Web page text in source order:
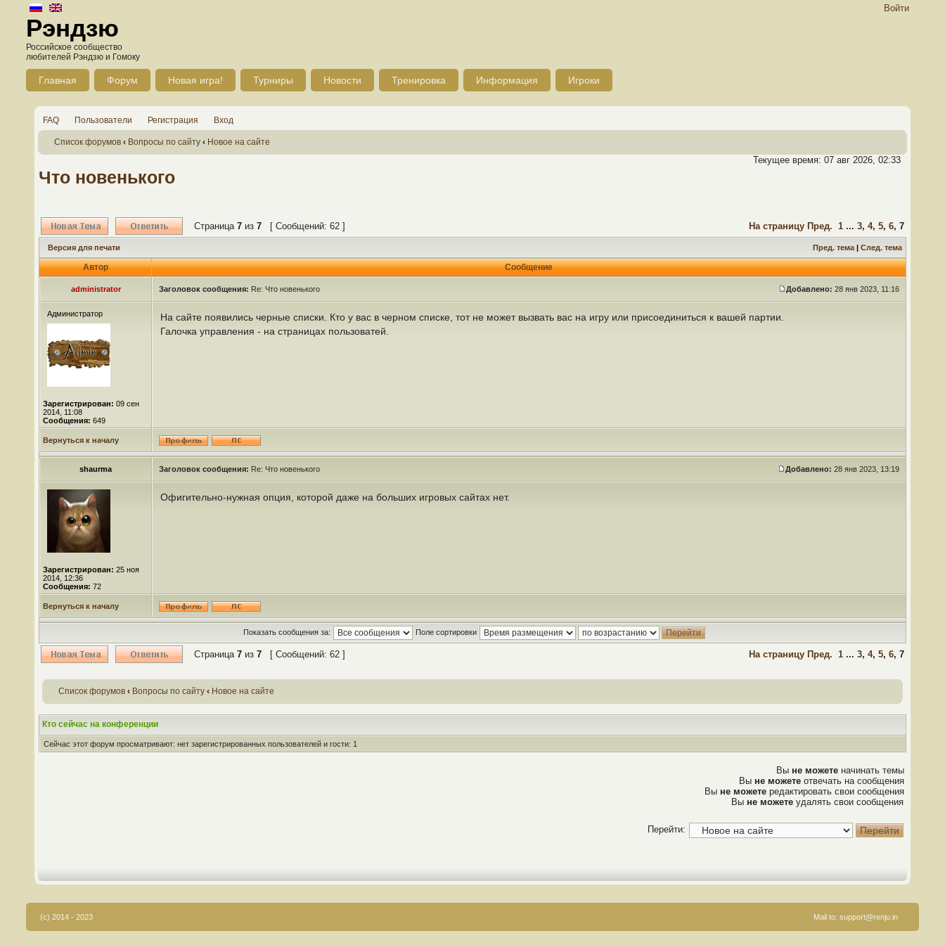
Войти
Рэндзю
Российское сообщество
любителей Рэндзю и Гомоку
Главная Форум Новая игра! Турниры Новости Тренировка Информация Игроки
FAQ Пользователи Регистрация Вход
Список форумов ‹ Вопросы по сайту ‹ Новое на сайте
Текущее время: 07 авг 2026, 02:33
Что новенького
Страница 7 из 7 [ Сообщений: 62 ] На страницу Пред. 1 ... 3, 4, 5, 6, 7
Версия для печати Пред. тема | След. тема
Автор Сообщение
administrator Заголовок сообщения: Re: Что новенького Добавлено: 28 янв 2023, 11:16
Администратор
Зарегистрирован: 09 сен
2014, 11:08
Сообщения: 649
На сайте появились черные списки. Кто у вас в черном списке, тот не может вызвать вас на игру или присоединиться к вашей партии.
Галочка управления - на страницах пользоватей.
Вернуться к началу
shaurma Заголовок сообщения: Re: Что новенького Добавлено: 28 янв 2023, 13:19
Зарегистрирован: 25 ноя
2014, 12:36
Сообщения: 72
Офигительно-нужная опция, которой даже на больших игровых сайтах нет.
Вернуться к началу
Показать сообщения за: Поле сортировки
Страница 7 из 7 [ Сообщений: 62 ] На страницу Пред. 1 ... 3, 4, 5, 6, 7
Список форумов ‹ Вопросы по сайту ‹ Новое на сайте
Кто сейчас на конференции
Сейчас этот форум просматривают: нет зарегистрированных пользователей и гости: 1
Вы не можете начинать темы
Вы не можете отвечать на сообщения
Вы не можете редактировать свои сообщения
Вы не можете удалять свои сообщения
Перейти:
(c) 2014 - 2023 Mail to: support@renju.in